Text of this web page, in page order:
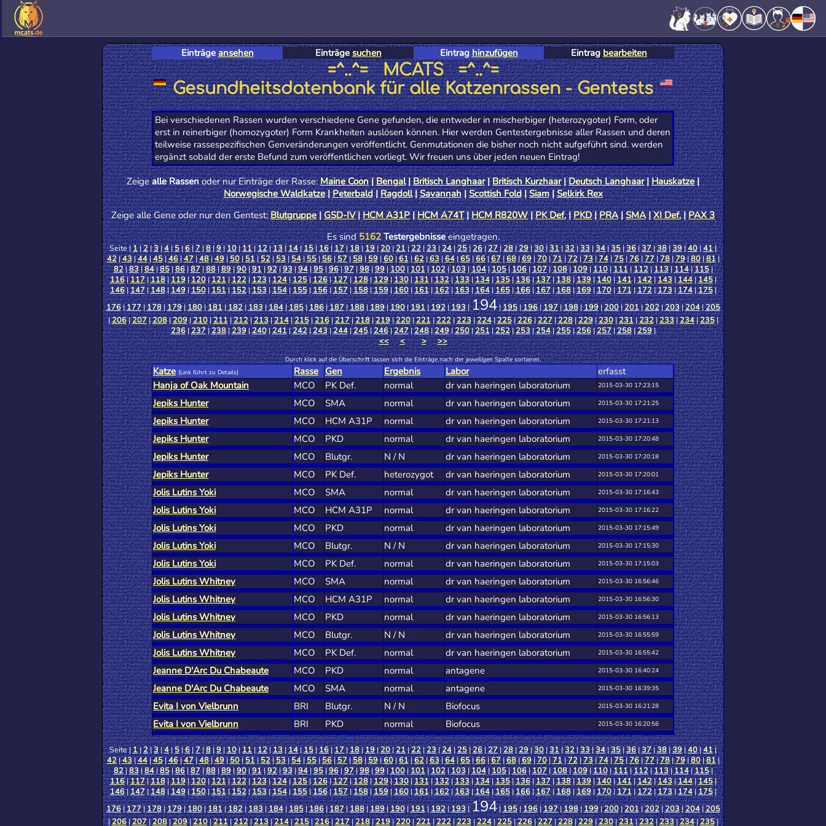
Einträge ansehen Einträge suchen Eintrag hinzufügen Eintrag bearbeiten
=^..^= MCATS =^..^=
Gesundheitsdatenbank für alle Katzenrassen - Gentests
Bei verschiedenen Rassen wurden verschiedene Gene gefunden, die entweder in mischerbiger (heterozygoter) Form, oder
erst in reinerbiger (homozygoter) Form Krankheiten auslösen können. Hier werden Gentestergebnisse aller Rassen und deren
teilweise rassespezifischen Genveränderungen veröffentlicht. Genmutationen die bisher noch nicht aufgeführt sind. werden
ergänzt sobald der erste Befund zum veröffentlichen vorliegt. Wir freuen uns über jeden neuen Eintrag!
Zeigealle Rassenoder nur Einträge der Rasse:Maine Coon|Bengal|Britisch Langhaar|Britisch Kurzhaar|Deutsch Langhaar|Hauskatze|
Norwegische Waldkatze|Peterbald|Ragdoll|Savannah|Scottish Fold|Siam|Selkirk Rex
Zeige alle Gene oder nur den Gentest:Blutgruppe|GSD-IV|HCM A31P|HCM A74T|HCM R820W|PK Def.|PKD|PRA|SMA|XI Def.|PAX 3
Es sind5162Testergebnisseeingetragen.
Seite |1|2|3|4|5|6|7|8|9|10|11|12|13|14|15|16|17|18|19|20|21|22|23|24|25|26|27|28|29|30|31|32|33|34|35|36|37|38|39|40|41|
42|43|44|45|46|47|48|49|50|51|52|53|54|55|56|57|58|59|60|61|62|63|64|65|66|67|68|69|70|71|72|73|74|75|76|77|78|79|80|81|
82|83|84|85|86|87|88|89|90|91|92|93|94|95|96|97|98|99|100|101|102|103|104|105|106|107|108|109|110|111|112|113|114|115|
116|117|118|119|120|121|122|123|124|125|126|127|128|129|130|131|132|133|134|135|136|137|138|139|140|141|142|143|144|145|
146|147|148|149|150|151|152|153|154|155|156|157|158|159|160|161|162|163|164|165|166|167|168|169|170|171|172|173|174|175|
176|177|178|179|180|181|182|183|184|185|186|187|188|189|190|191|192|193|194|195|196|197|198|199|200|201|202|203|204|205
|206|207|208|209|210|211|212|213|214|215|216|217|218|219|220|221|222|223|224|225|226|227|228|229|230|231|232|233|234|235|
236|237|238|239|240|241|242|243|244|245|246|247|248|249|250|251|252|253|254|255|256|257|258|259|
<<
< > >>
Durch klick auf die Überschrift lassen sich die Einträge nach der jeweiligen Spalte sortieren.
Katze (Link führt zu Details) Rasse Gen Ergebnis Labor
erfasst
Hanja of Oak Mountain
MCO PK Def. normal dr van haeringen laboratorium 2015-03-30 17:23:15
Jepiks Hunter MCO SMA normal dr van haeringen laboratorium 2015-03-30 17:21:25
Jepiks Hunter MCO HCM A31P normal dr van haeringen laboratorium 2015-03-30 17:21:13
Jepiks Hunter MCO PKD normal dr van haeringen laboratorium 2015-03-30 17:20:48
Jepiks Hunter MCO Blutgr. N / N dr van haeringen laboratorium 2015-03-30 17:20:18
Jepiks Hunter MCO PK Def. heterozygot dr van haeringen laboratorium 2015-03-30 17:20:01
Jolis Lutins Yoki MCO SMA normal dr van haeringen laboratorium 2015-03-30 17:16:43
Jolis Lutins Yoki MCO HCM A31P normal dr van haeringen laboratorium 2015-03-30 17:16:22
Jolis Lutins Yoki MCO PKD normal dr van haeringen laboratorium 2015-03-30 17:15:49
Jolis Lutins Yoki MCO Blutgr. N / N dr van haeringen laboratorium 2015-03-30 17:15:30
Jolis Lutins Yoki MCO PK Def. normal dr van haeringen laboratorium 2015-03-30 17:15:03
Jolis Lutins Whitney MCO SMA normal dr van haeringen laboratorium 2015-03-30 16:56:46
Jolis Lutins Whitney MCO HCM A31P normal dr van haeringen laboratorium 2015-03-30 16:56:30
Jolis Lutins Whitney MCO PKD normal dr van haeringen laboratorium 2015-03-30 16:56:13
Jolis Lutins Whitney MCO Blutgr. N / N dr van haeringen laboratorium 2015-03-30 16:55:59
Jolis Lutins Whitney MCO PK Def. normal dr van haeringen laboratorium 2015-03-30 16:55:42
Jeanne D'Arc Du Chabeaute MCO PKD normal antagene 2015-03-30 16:40:24
Jeanne D'Arc Du Chabeaute MCO SMA normal antagene 2015-03-30 16:39:35
Evita I von Vielbrunn BRI Blutgr. N / N Biofocus 2015-03-30 16:21:28
Evita I von Vielbrunn BRI PKD normal Biofocus 2015-03-30 16:20:56
Seite |1|2|3|4|5|6|7|8|9|10|11|12|13|14|15|16|17|18|19|20|21|22|23|24|25|26|27|28|29|30|31|32|33|34|35|36|37|38|39|40|41|
42|43|44|45|46|47|48|49|50|51|52|53|54|55|56|57|58|59|60|61|62|63|64|65|66|67|68|69|70|71|72|73|74|75|76|77|78|79|80|81|
82|83|84|85|86|87|88|89|90|91|92|93|94|95|96|97|98|99|100|101|102|103|104|105|106|107|108|109|110|111|112|113|114|115|
116|117|118|119|120|121|122|123|124|125|126|127|128|129|130|131|132|133|134|135|136|137|138|139|140|141|142|143|144|145|
146|147|148|149|150|151|152|153|154|155|156|157|158|159|160|161|162|163|164|165|166|167|168|169|170|171|172|173|174|175|
176|177|178|179|180|181|182|183|184|185|186|187|188|189|190|191|192|193|194|195|196|197|198|199|200|201|202|203|204|205
|206|207|208|209|210|211|212|213|214|215|216|217|218|219|220|221|222|223|224|225|226|227|228|229|230|231|232|233|234|235|